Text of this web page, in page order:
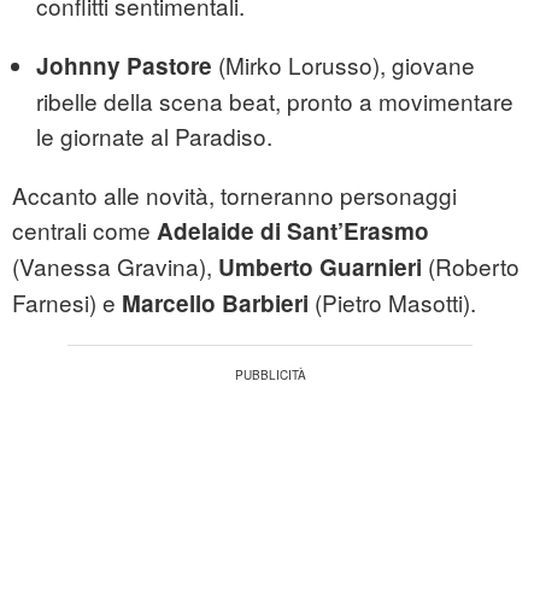
Johnny Pastore (Mirko Lorusso), giovane
ribelle della scena beat, pronto a movimentare
le giornate al Paradiso.
Accanto alle novità, torneranno personaggi
centrali come Adelaide di Sant’Erasmo
(Vanessa Gravina), Umberto Guarnieri (Roberto
Farnesi) e Marcello Barbieri (Pietro Masotti).